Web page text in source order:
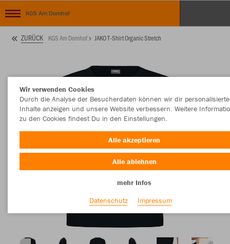
KGS Am Domhof
ZURÜCK KGS Am Domhof JAKO T-Shirt Organic Stretch
Wir verwenden Cookies
Durch die Analyse der Besucherdaten können wir dir personalisierte
Inhalte anzeigen und unsere Website verbessern. Weitere
zu den Cookies findest Du in den Einstellungen.
Alle akzeptieren
Alle ablehnen
mehr Infos
Datenschutz
Impressum